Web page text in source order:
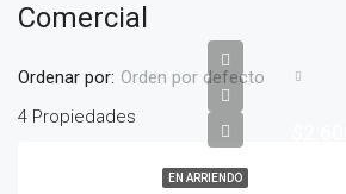
Comercial
4 Propiedades
Ordenar por: Orden por defecto
EN ARRIENDO